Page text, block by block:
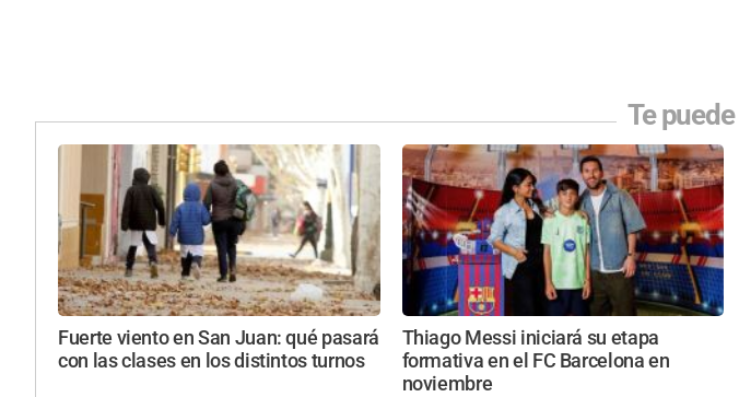
Te puede
Fuerte viento en San Juan: qué pasará
con las clases en los distintos turnos
Thiago Messi iniciará su etapa
formativa en el FC Barcelona en
noviembre